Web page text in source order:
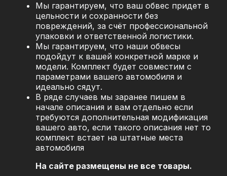
Мы гарантируем, что ваш обвес придет в
цельности и сохранности без
повреждений, за счёт профессиональной
упаковки и ответственной логистики.
Мы гарантируем, что наши обвесы
подойдут к вашей конкретной марке и
модели. Комплект будет совместим с
параметрами вашего автомобиля и
идеально сядут.
В ряде случаев мы заранее пишем в
начале описания и вам отдельно если
требуются дополнительная модификация
вашего авто, если такого описания нет то
комплект встает на штатные места
автомобиля
На сайте размещены не все товары.